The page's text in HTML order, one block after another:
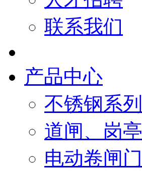
联系我们
产品中心
不锈钢系列
道闸、岗亭
电动卷闸门